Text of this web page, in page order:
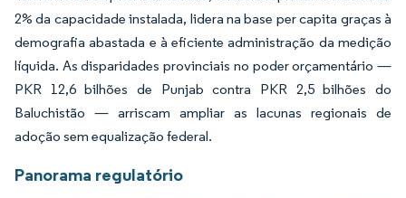
2% da capacidade instalada, lidera na base per capita graças à
demografia abastada e à eficiente administração da medição
líquida. As disparidades provinciais no poder orçamentário —
PKR 12,6 bilhões de Punjab contra PKR 2,5 bilhões do
Baluchistão — arriscam ampliar as lacunas regionais de
adoção sem equalização federal.
Panorama regulatório